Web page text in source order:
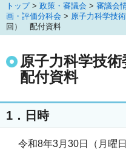
トップ> 政策・審議会 > 審議会
画・評価分科会 > 原子力科学技
回） 配付資料
原子力科学技
配付資料
1．日時
令和8年3月30日（月曜